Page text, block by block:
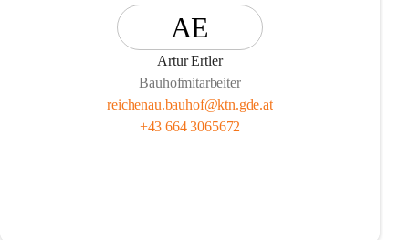
AE
Artur Ertler
Bauhofmitarbeiter
reichenau.bauhof@ktn.gde.at
+43 664 3065672